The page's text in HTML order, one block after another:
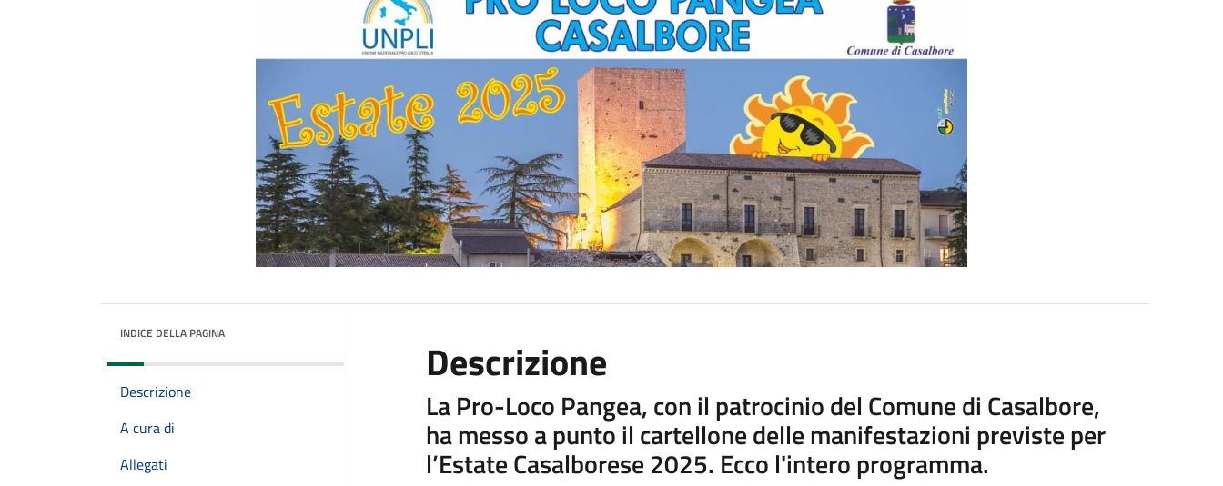
INDICE DELLA PAGINA
Descrizione
A cura di
Allegati
Descrizione
La Pro-Loco Pangea, con il patrocinio del Comune di Casalbore,
ha messo a punto il cartellone delle manifestazioni previste per
l’Estate Casalborese 2025. Ecco l'intero programma.